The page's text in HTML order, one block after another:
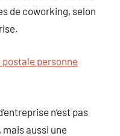
de coworking, selon
personne
n’est pas
aussi une